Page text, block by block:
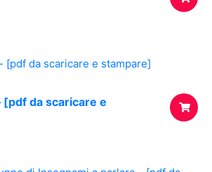
[pdf da scaricare e